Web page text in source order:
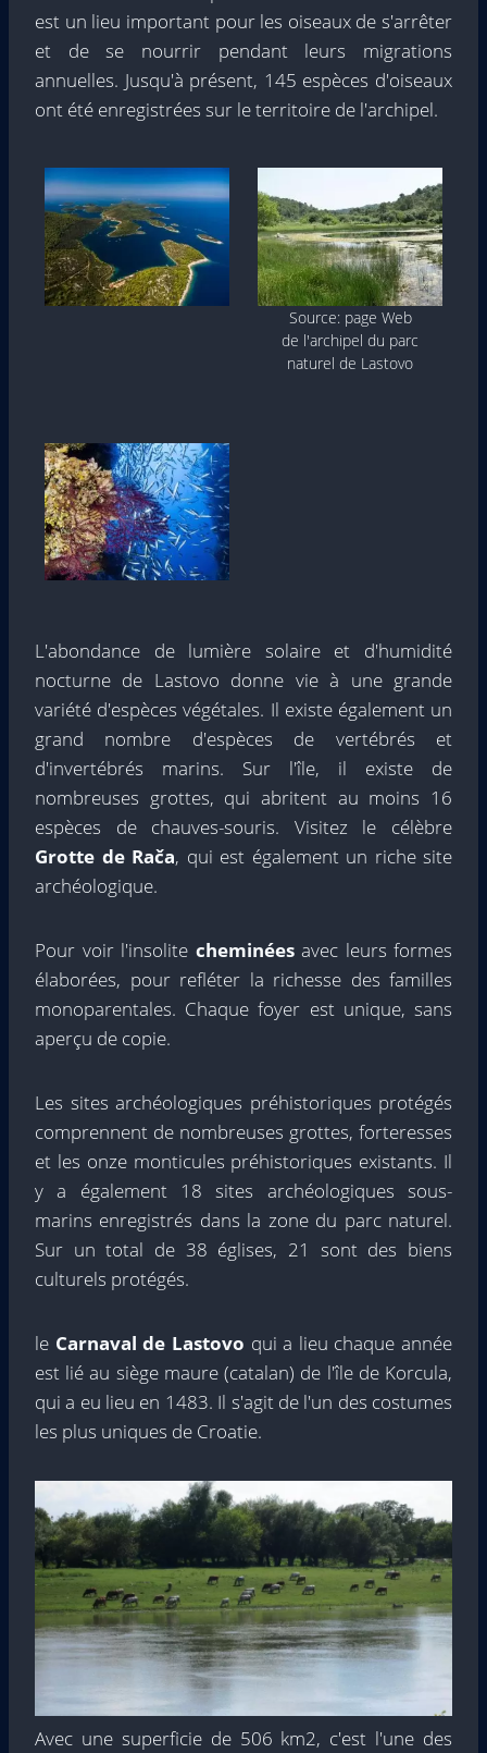
est un lieu important pour les oiseaux de s'arrêter
et de se nourrir pendant leurs migrations
annuelles. Jusqu'à présent, 145 espèces d'oiseaux
ont été enregistrées sur le territoire de l'archipel.
Source: page Web
de l'archipel du parc
naturel de Lastovo
L'abondance de lumière solaire et d'humidité
nocturne de Lastovo donne vie à une grande
variété d'espèces végétales. Il existe également un
grand nombre d'espèces de vertébrés et
d'invertébrés marins. Sur l'île, il existe de
nombreuses grottes, qui abritent au moins 16
espèces de chauves-souris. Visitez le célèbre
Grotte de Rača, qui est également un riche site
archéologique.
Pour voir l'insolite cheminéesavec leurs formes
élaborées, pour refléter la richesse des familles
monoparentales. Chaque foyer est unique, sans
aperçu de copie.
Les sites archéologiques préhistoriques protégés
comprennent de nombreuses grottes, forteresses
et les onze monticules préhistoriques existants. Il
y a également 18 sites archéologiques sous-
marins enregistrés dans la zone du parc naturel.
Sur un total de 38 églises, 21 sont des biens
culturels protégés.
le Carnaval de Lastovo qui a lieu chaque année
est lié au siège maure (catalan) de l'île de Korcula,
qui a eu lieu en 1483. Il s'agit de l'un des costumes
les plus uniques de Croatie.
Avec une superficie de 506 km2, c'est l'une des